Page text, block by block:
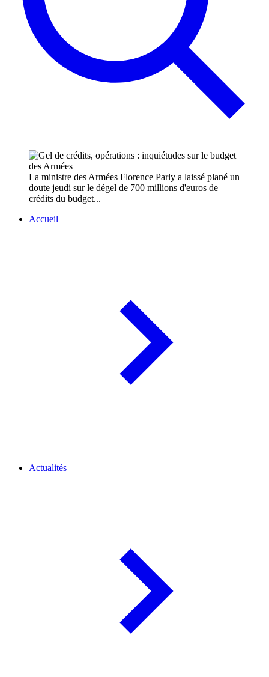
La ministre des Armées Florence Parly a laissé plané un
doute jeudi sur le dégel de 700 millions d'euros de
crédits du budget...
Accueil
Actualités